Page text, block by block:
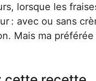
lorsque les
: avec ou sans
Mais ma